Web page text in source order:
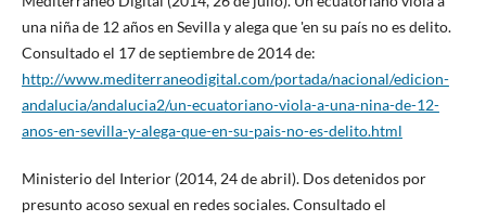
una niña de 12 años en Sevilla y alega que 'en su país no es delito.
Consultado el 17 de septiembre de 2014 de:
http://www.mediterraneodigital.com/portada/nacional/edicion-
andalucia/andalucia2/un-ecuatoriano-viola-a-una-nina-de-12-
anos-en-sevilla-y-alega-que-en-su-pais-no-es-delito.html
Ministerio del Interior (2014, 24 de abril). Dos detenidos por
presunto acoso sexual en redes sociales. Consultado el